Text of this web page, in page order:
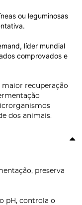
ou leguminosas
líder mundial
comprovados e
maior recuperação
dos animais.
preserva
pH, controla o